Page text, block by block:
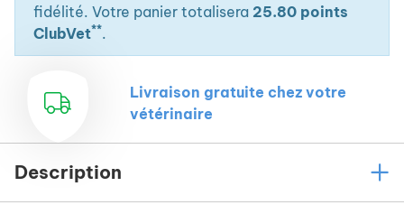
- Chiens alimentés avec des régimes hyperprotéinés
et/ou riches en lipides ,
- Pour répondre aux besoins antioxydants du cristallin
Chien : 1 comprimé pour 20 kg.
fidélité. Votre panier totalisera 25.80 points
ClubVet**.
Livraison gratuite chez votre
vétérinaire
Description